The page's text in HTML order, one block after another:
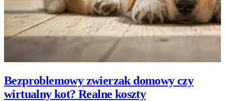
Bezproblemowy zwierzak domowy czy
wirtualny kot? Realne koszty